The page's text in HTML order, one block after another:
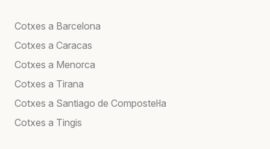
Cotxes a Barcelona
Cotxes a Caracas
Cotxes a Menorca
Cotxes a Tirana
Cotxes a Santiago de Compostel·la
Cotxes a Tingis